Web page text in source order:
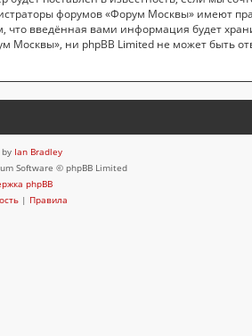
форумов «Форум Москвы» имеют
введённая вами информация будет
ни phpBB Limited не может быть
Ian Bradley
Software © phpBB Limited
phpBB
| Правила